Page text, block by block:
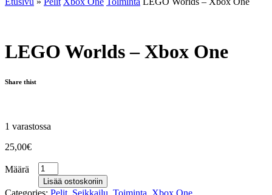
LEGO Worlds – Xbox One
Share thist
1 varastossa
25,00€
Määrä
Lisää ostoskoriin